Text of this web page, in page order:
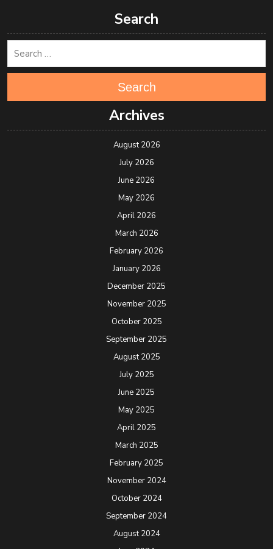
Search
Search
Archives
August 2026
July 2026
June 2026
May 2026
April 2026
March 2026
February 2026
January 2026
December 2025
November 2025
October 2025
September 2025
August 2025
July 2025
June 2025
May 2025
April 2025
March 2025
February 2025
November 2024
October 2024
September 2024
August 2024